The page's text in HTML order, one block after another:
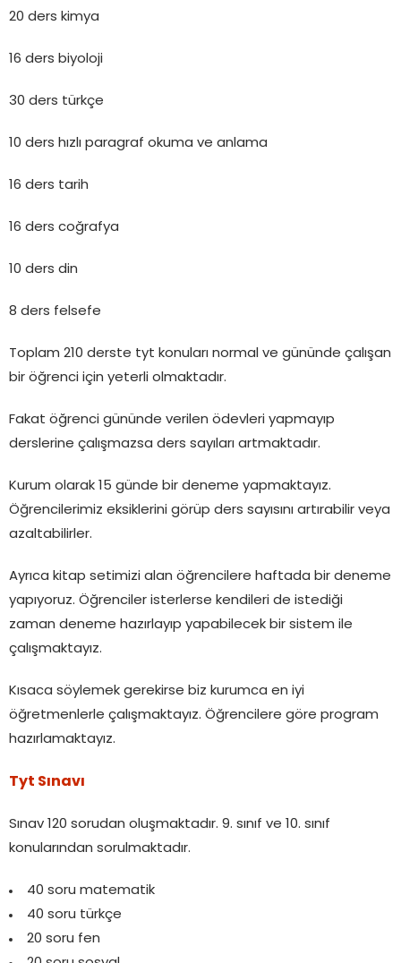
20 ders kimya
16 ders biyoloji
30 ders türkçe
10 ders hızlı paragraf okuma ve anlama
16 ders tarih
16 ders coğrafya
10 ders din
8 ders felsefe
Toplam 210 derste tyt konuları normal ve gününde çalışan
bir öğrenci için yeterli olmaktadır.
Fakat öğrenci gününde verilen ödevleri yapmayıp
derslerine çalışmazsa ders sayıları artmaktadır.
Kurum olarak 15 günde bir deneme yapmaktayız.
Öğrencilerimiz eksiklerini görüp ders sayısını artırabilir veya
azaltabilirler.
Ayrıca kitap setimizi alan öğrencilere haftada bir deneme
yapıyoruz. Öğrenciler isterlerse kendileri de istediği
zaman deneme hazırlayıp yapabilecek bir sistem ile
çalışmaktayız.
Kısaca söylemek gerekirse biz kurumca en iyi
öğretmenlerle çalışmaktayız. Öğrencilere göre program
hazırlamaktayız.
Tyt Sınavı
Sınav 120 sorudan oluşmaktadır. 9. sınıf ve 10. sınıf
konularından sorulmaktadır.
40 soru matematik
40 soru türkçe
20 soru fen